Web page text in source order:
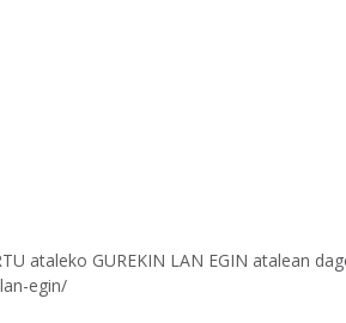
ataleko GUREKIN LAN EGIN atalean
egin/